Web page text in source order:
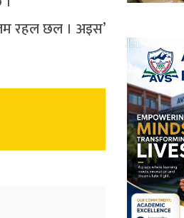
रहल छल । अइस’